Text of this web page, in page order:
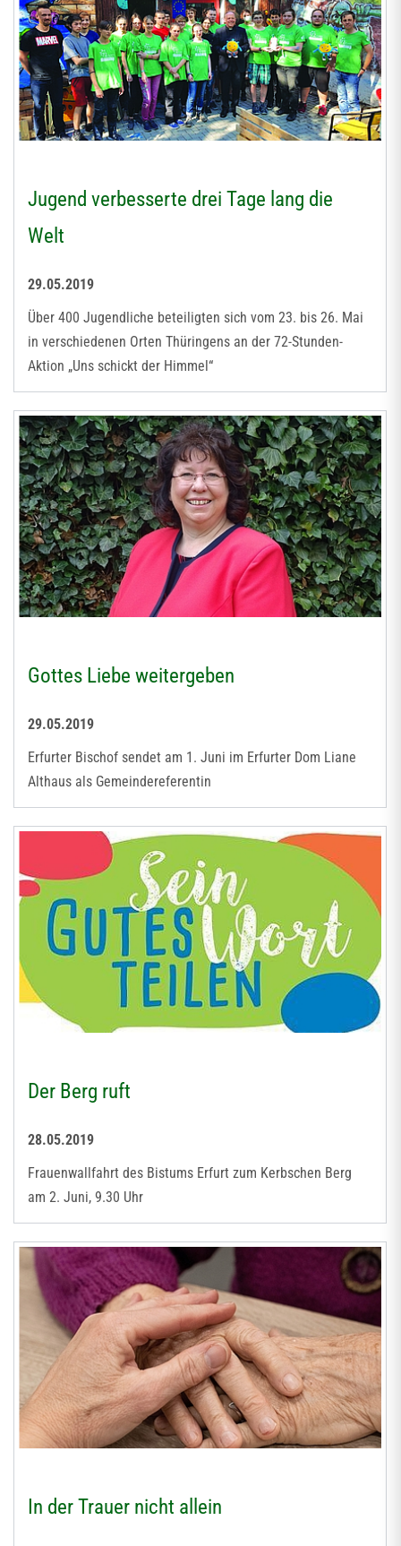
Jugend verbesserte drei Tage lang die
Welt
29.05.2019
Über 400 Jugendliche beteiligten sich vom 23. bis 26. Mai
in verschiedenen Orten Thüringens an der 72-Stunden-
Aktion „Uns schickt der Himmel“
Gottes Liebe weitergeben
29.05.2019
Erfurter Bischof sendet am 1. Juni im Erfurter Dom Liane
Althaus als Gemeindereferentin
Der Berg ruft
28.05.2019
Frauenwallfahrt des Bistums Erfurt zum Kerbschen Berg
am 2. Juni, 9.30 Uhr
In der Trauer nicht allein